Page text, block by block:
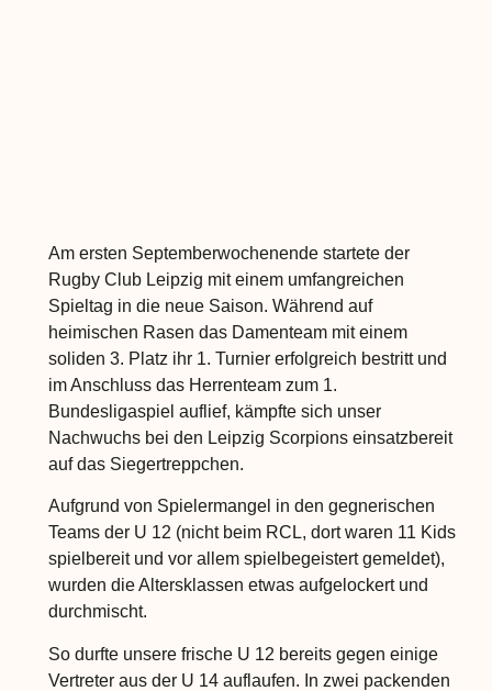
Am ersten Septemberwochenende startete der
Rugby Club Leipzig mit einem umfangreichen
Spieltag in die neue Saison. Während auf
heimischen Rasen das Damenteam mit einem
soliden 3. Platz ihr 1. Turnier erfolgreich bestritt und
im Anschluss das Herrenteam zum 1.
Bundesligaspiel auflief, kämpfte sich unser
Nachwuchs bei den Leipzig Scorpions einsatzbereit
auf das Siegertreppchen.
Aufgrund von Spielermangel in den gegnerischen
Teams der U 12 (nicht beim RCL, dort waren 11 Kids
spielbereit und vor allem spielbegeistert gemeldet),
wurden die Altersklassen etwas aufgelockert und
durchmischt.
So durfte unsere frische U 12 bereits gegen einige
Vertreter aus der U 14 auflaufen. In zwei packenden